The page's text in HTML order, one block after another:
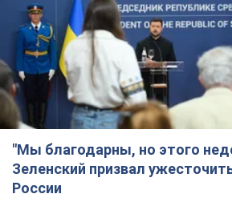
Зеленский призвал
России
Президент поблагодарил европейских
финансовую поддержку
3 часа назад 42,3 т.
Украинская гимнастка
США и впервые услышала
сложилась судьба